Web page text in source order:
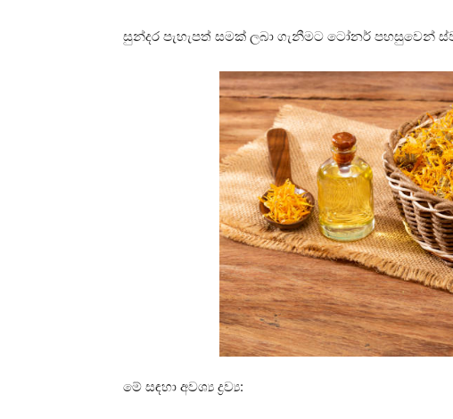
සුන්දර පැහැපත් සමක් ලබා ගැනීමට ටෝනර් පහසුවෙන්
මේ සඳහා අවශ්‍ය ද්‍රව්‍ය: